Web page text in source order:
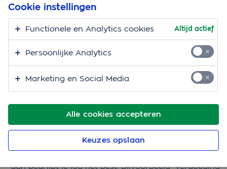
over de OHRA App
Met deOHRA Appregel je alles voor je verzekeringen.
24 uur per dag, waar je ook bent. Van persoonlijke
gegevens wijzigen tot kosten declareren. Je installeert
de app gratis op je smartphone of tablet. Op deze
pagina vind je de antwoorden op veelgestelde vragen
over onze app.
Staat je vraag er niet tussen?
Dan zijn we er natuurlijk voor je. Stel je vraag aan
onze virtuele assistent - het liefst in een paar woorden
- dan begrijpt ie jou het best. Bijvoorbeeld "vergoeding
Alle cookies accepteren
Cookie instellingen
Functionele en Analytics cookies Altijd actief
Persoonlijke Analytics
Marketing en Social Media
Keuzes opslaan